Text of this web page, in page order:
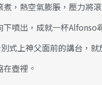
，熱空氣膨脹，壓力將
噴出，成就一杯
式上神父面前的講台，
壺裡。